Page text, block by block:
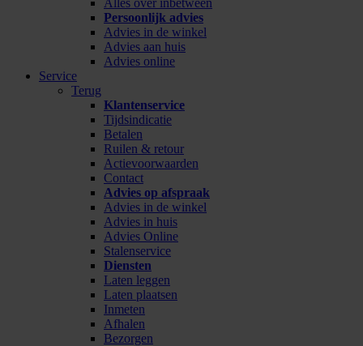
Alles over inbetween
Persoonlijk advies
Advies in de winkel
Advies aan huis
Advies online
Service
Terug
Klantenservice
Tijdsindicatie
Betalen
Ruilen & retour
Actievoorwaarden
Contact
Advies op afspraak
Advies in de winkel
Advies in huis
Advies Online
Stalenservice
Diensten
Laten leggen
Laten plaatsen
Inmeten
Afhalen
Bezorgen